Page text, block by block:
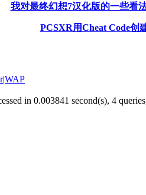
我对最终幻想7汉化版的一些看
PCSXR用Cheat Code创
|WAP
in 0.003841 second(s), 4